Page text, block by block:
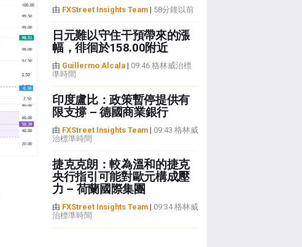
由 FXStreet Insights Team| 58分鐘以前
日元難以守住干預帶來的漲
幅，徘徊於158.00附近
由 Guillermo Alcala| 09:46 格林威治標
準時間
印度盧比：政策暫停提供有
限支撐 – 德國商業銀行
由 FXStreet Insights Team| 09:43 格林威
治標準時間
捷克克朗：較為溫和的捷克
央行指引可能對歐元構成壓
力 – 荷蘭國際集團
由 FXStreet Insights Team| 09:34 格林威
治標準時間